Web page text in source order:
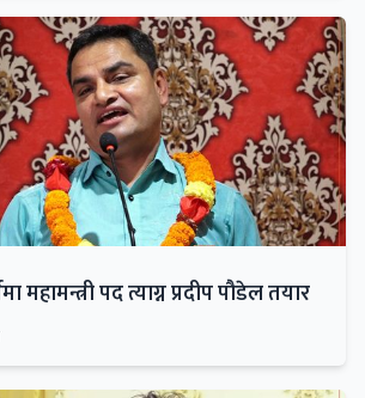
महामन्त्री पद त्याग्न प्रदीप पौडेल तयार